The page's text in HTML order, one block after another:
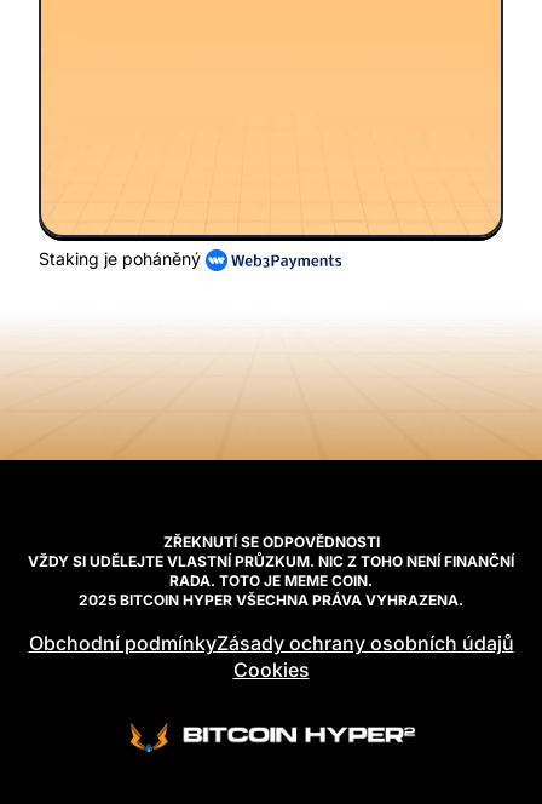
Staking je poháněný
ZŘEKNUTÍ SE ODPOVĚDNOSTI
VŽDY SI UDĚLEJTE VLASTNÍ PRŮZKUM. NIC Z TOHO NENÍ FINANČNÍ
RADA. TOTO JE MEME COIN.
2025 BITCOIN HYPER VŠECHNA PRÁVA VYHRAZENA.
Obchodní podmínkyZásady ochrany osobních údajů
Cookies